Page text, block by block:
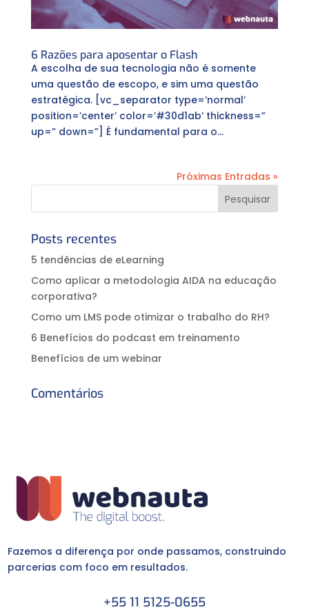
6 Razões para aposentar o Flash
A escolha de sua tecnologia não é somente
uma questão de escopo, e sim uma questão
estratégica. [vc_separator type=’normal’
position=’center’ color=’#30d1ab’ thickness=”
up=” down=”] É fundamental para o...
Próximas Entradas »
Posts recentes
5 tendências de eLearning
Como aplicar a metodologia AIDA na educação
corporativa?⠀
Como um LMS pode otimizar o trabalho do RH?
6 Benefícios do podcast em treinamento
Benefícios de um webinar
Comentários
Fazemos a diferença por onde passamos, construindo
parcerias com foco em resultados.
+55 11 5125-0655